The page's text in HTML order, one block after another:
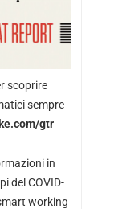
scoprire
sempre
gtr
in
del COVID-
working